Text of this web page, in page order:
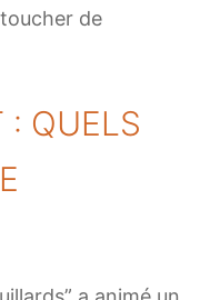
de
: QUELS